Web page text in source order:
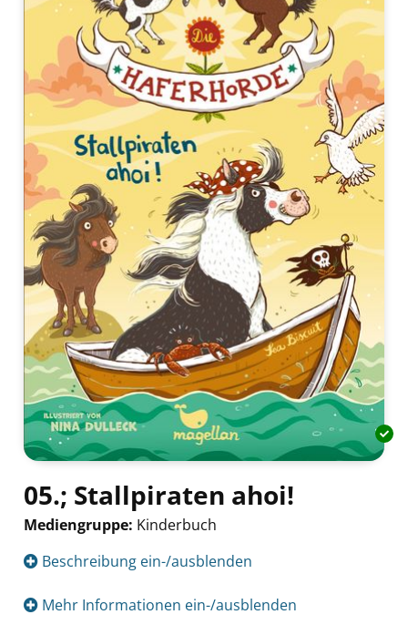
05.; Stallpiraten ahoi!
Mediengruppe: Kinderbuch
Beschreibung ein-/ausblenden
Mehr Informationen ein-/ausblenden